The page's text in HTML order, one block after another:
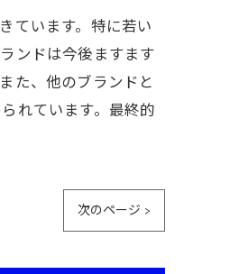
ています。特に若い
ンドは今後ますます
た、他のブランドと
れています。最終的
次のページ >